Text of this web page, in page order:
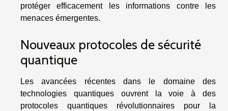
protéger efficacement les informations contre les
menaces émergentes.
Nouveaux protocoles de sécurité
quantique
Les avancées récentes dans le domaine des
technologies quantiques ouvrent la voie à des
protocoles quantiques révolutionnaires pour la